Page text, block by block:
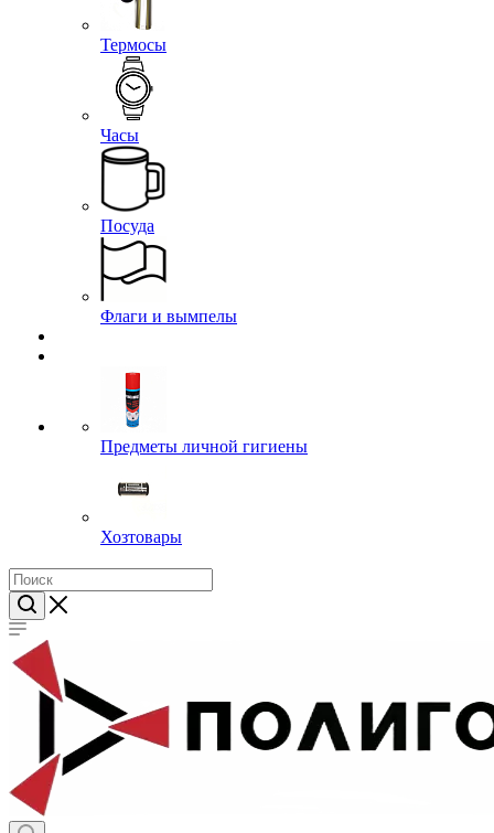
Термосы
Часы
Посуда
Флаги и вымпелы
Предметы личной гигиены
Хозтовары